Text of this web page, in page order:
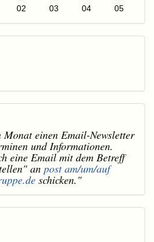
02 03 04 05
Monat einen Email-Newsletter
und Informationen.
eine Email mit dem Betreff
an post am/um/auf
schicken."